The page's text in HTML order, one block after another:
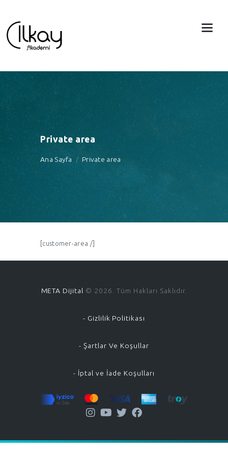
Private area
Ana Sayfa Private area
[customer-area /]
META Dijital © 2026. Tüm Hakları Saklıdır.
- Gizlilik Politikası
- Şartlar Ve Koşullar
- İptal ve İade Koşulları